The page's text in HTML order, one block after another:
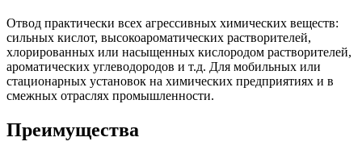
Отвод практически всех агрессивных химических веществ:
сильных кислот, высокоароматических растворителей,
хлорированных или насыщенных кислородом растворителей,
ароматических углеводородов и т.д. Для мобильных или
стационарных установок на химических предприятиях и в
смежных отраслях промышленности.
Преимущества